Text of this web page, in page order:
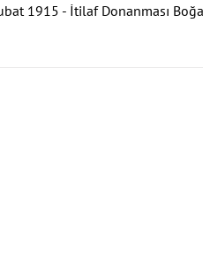
1915 - İtilaf Donanması